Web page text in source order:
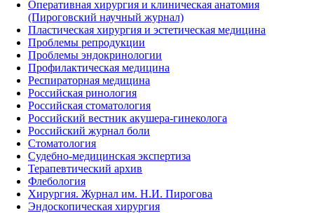
Оперативная хирургия и клиническая анатомия
(Пироговский научный журнал)
Пластическая хирургия и эстетическая медицина
Проблемы репродукции
Проблемы эндокринологии
Профилактическая медицина
Респираторная медицина
Российская ринология
Российская стоматология
Российский вестник акушера-гинеколога
Российский журнал боли
Стоматология
Судебно-медицинская экспертиза
Терапевтический архив
Флебология
Хирургия. Журнал им. Н.И. Пирогова
Эндоскопическая хирургия